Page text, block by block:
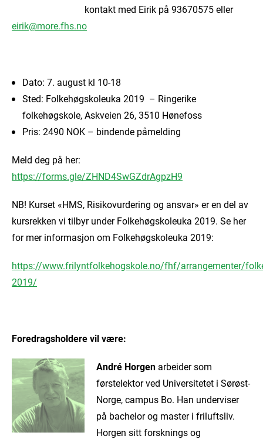
kontakt med Eirik på 93670575 eller
eirik@more.fhs.no
Dato: 7. august kl 10-18
Sted: Folkehøgskoleuka 2019 – Ringerike
folkehøgskole, Askveien 26, 3510 Hønefoss
Pris: 2490 NOK – bindende påmelding
Meld deg på her:
https://forms.gle/ZHND4SwGZdrAgpzH9
NB! Kurset «HMS, Risikovurdering og ansvar» er en del av
kursrekken vi tilbyr under Folkehøgskoleuka 2019. Se her
for mer informasjon om Folkehøgskoleuka 2019:
https://www.frilyntfolkehogskole.no/fhf/arrangementer/
2019/
Foredragsholdere vil være:
André Horgen arbeider som
førstelektor ved Universitetet i Sørøst-
Norge, campus Bo. Han underviser
på bachelor og master i friluftsliv.
Horgen sitt forsknings og